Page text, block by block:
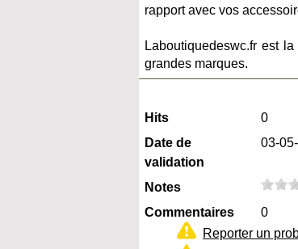
rapport avec vos
Laboutiquedeswc.fr est
grandes marques.
Hits
0
Date de
validation
03-
Notes
Commentaires
0
Reporter un